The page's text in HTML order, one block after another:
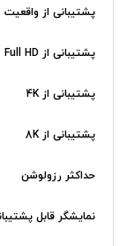
پشتیبانی از
پشتیبانی از Full HD
پشتیبانی از 4K
پشتیبانی از 8K
حداکثر رزولوشن
نمایشگر قابل